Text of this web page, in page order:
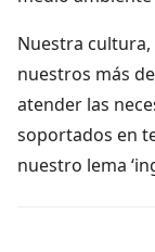
Nuestra cultura,
nuestros más
atender las
soportados en
nuestro lema